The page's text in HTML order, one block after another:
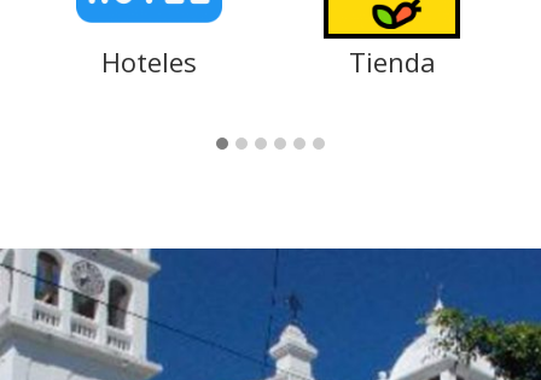
Tienda Diversión